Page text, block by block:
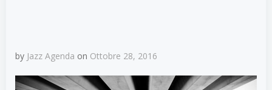
by Jazz Agenda on Ottobre 28, 2016